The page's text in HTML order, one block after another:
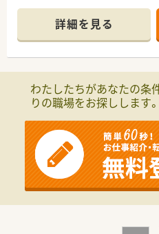
■薬剤師は若年層から中堅
■従業員数も10名以上いる
クライフバランスを整えや
■病床数が162床のケアミッ
しています。
■院内処方で外来対応と入
とができます。
■健診センターも開設し、
ます。
■提携の保育施設もあり、病児
職員が安心して子育てが出
子育て中の方にもおすすめ
■子育て中で、お仕事とご家
詳細を見る
わたしたちがあなたの条
りの職場をお探しします。